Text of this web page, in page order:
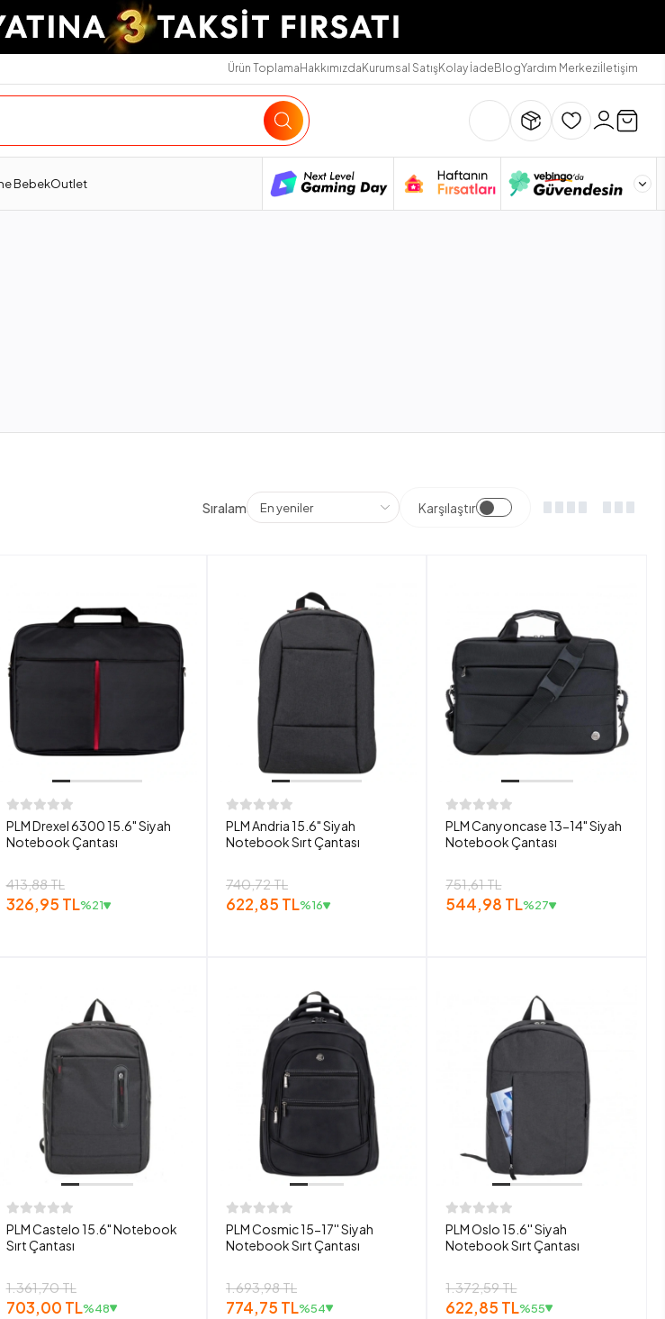
Ürün ToplamaHakkımızdaKurumsal SatışKolay İadeBlogYardım Merkeziİletişim
BebekOutlet
Sıralama Karşılaştır
PLM Drexel 6300 15.6" Siyah
Notebook Çantası
413,88 TL
326,95 TL%21
PLM Andria 15.6" Siyah
Notebook Sırt Çantası
740,72 TL
622,85 TL%16
PLM Canyoncase 13-14" Siyah
Notebook Çantası
751,61 TL
544,98 TL%27
PLM Castelo 15.6" Notebook
Sırt Çantası
1.361,70 TL
703,00 TL%48
PLM Cosmic 15-17'' Siyah
Notebook Sırt Çantası
1.693,98 TL
774,75 TL%54
PLM Oslo 15.6'' Siyah
Notebook Sırt Çantası
1.372,59 TL
622,85 TL%55